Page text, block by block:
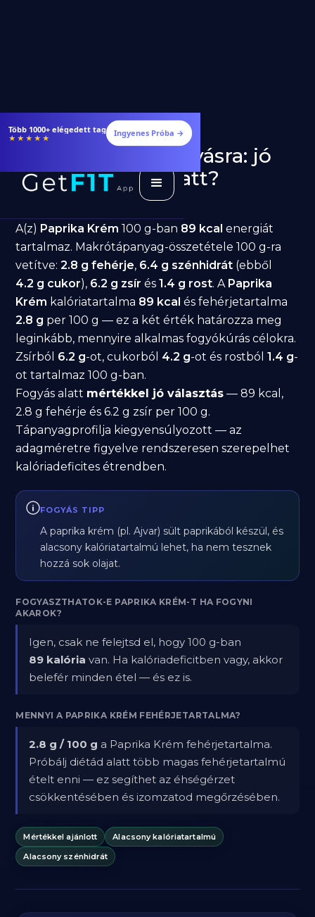
Több 1000+ elégedett tag
★★★★★ Ingyenes Próba →
Paprika Krém fogyásra: jó
választás diéta alatt?
A(z) Paprika Krém 100 g-ban 89 kcal energiát
tartalmaz. Makrótápanyag-összetétele 100 g-ra
vetítve:2.8 g fehérje, 6.4 g szénhidrát (ebből
4.2 g cukor), 6.2 g zsír és1.4 g rost. A Paprika
Krém kalóriatartalma 89 kcal és fehérjetartalma
2.8 g per 100 g — ez a két érték határozza meg
leginkább, mennyire alkalmas fogyókúrás célokra.
Zsírból 6.2 g-ot, cukorból 4.2 g-ot és rostból1.4 g-
ot tartalmaz 100 g-ban.
Fogyás alatt mértékkel jó választás — 89 kcal,
2.8 g fehérje és 6.2 g zsír per 100 g.
Tápanyagprofilja kiegyensúlyozott — az
adagméretre figyelve rendszeresen szerepelhet
kalóriadeficites étrendben.
FOGYÁS TIPP
A paprika krém (pl. Ajvar) sült paprikából készül, és
alacsony kalóriatartalmú lehet, ha nem tesznek
hozzá sok olajat.
FOGYASZTHATOK-E PAPRIKA KRÉM-T HA FOGYNI
AKAROK?
Igen, csak ne felejtsd el, hogy 100 g-ban
89 kalória van. Ha kalóriadeficitben vagy, akkor
belefér minden étel — és ez is.
MENNYI A PAPRIKA KRÉM FEHÉRJETARTALMA?
2.8 g / 100 g a Paprika Krém fehérjetartalma.
Próbálj diétád alatt több magas fehérjetartalmú
ételt enni — ez segíthet az éhségérzet
csökkentésében és izomzatod megőrzésében.
Mértékkel ajánlott
Alacsony kalóriatartalmú
Alacsony szénhidrát